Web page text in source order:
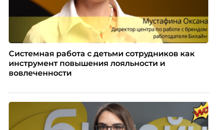
Системная работа с детьми сотрудников как
инструмент повышения лояльности и
вовлеченности